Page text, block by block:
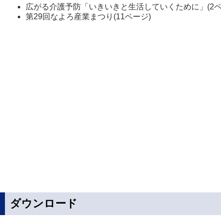
広がる介護予防「いきいきと生活していくために」(2
第29回なよろ産業まつり(11ページ)
ダウンロード